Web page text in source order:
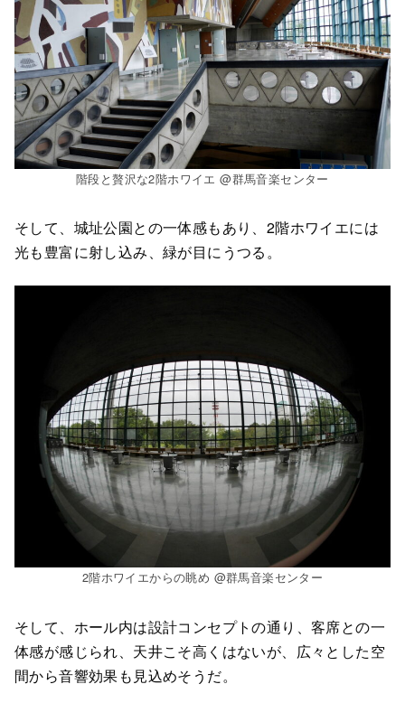
階段と贅沢な2階ホワイエ @群馬音楽センター
そして、城址公園との一体感もあり、2階ホワイエには
光も豊富に射し込み、緑が目にうつる。
2階ホワイエからの眺め @群馬音楽センター
そして、ホール内は設計コンセプトの通り、客席との一
体感が感じられ、天井こそ高くはないが、広々とした空
間から音響効果も見込めそうだ。